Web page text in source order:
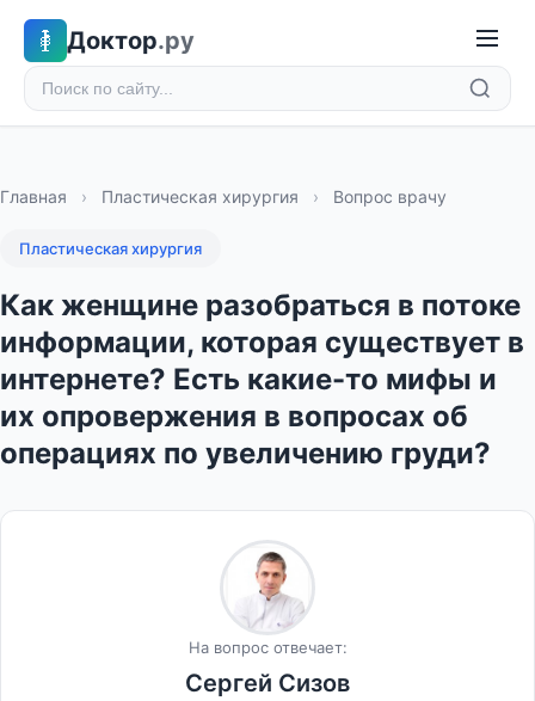
Доктор.ру
Главная › Пластическая хирургия › Вопрос врачу
Пластическая хирургия
Как женщине разобраться в потоке
информации, которая существует в
интернете? Есть какие-то мифы и
их опровержения в вопросах об
операциях по увеличению груди?
На вопрос отвечает:
Сергей Сизов